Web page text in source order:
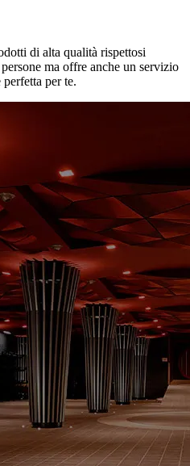
di alta qualità rispettosi
ma offre anche un servizio
per te.